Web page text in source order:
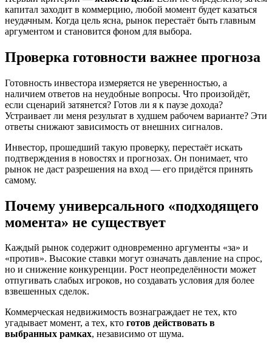
капитал заходит в коммерцию, любой момент будет казаться
неудачным. Когда цель ясна, рынок перестаёт быть главным
аргументом и становится фоном для выбора.
Проверка готовности важнее прогноза
Готовность инвестора измеряется не уверенностью, а
наличием ответов на неудобные вопросы. Что произойдёт,
если сценарий затянется? Готов ли я к паузе дохода?
Устраивает ли меня результат в худшем рабочем варианте? Эти
ответы снижают зависимость от внешних сигналов.
Инвестор, прошедший такую проверку, перестаёт искать
подтверждения в новостях и прогнозах. Он понимает, что
рынок не даст разрешения на вход — его придётся принять
самому.
Почему универсального «подходящего
момента» не существует
Каждый рынок содержит одновременно аргументы «за» и
«против». Высокие ставки могут означать давление на спрос,
но и снижение конкуренции. Рост неопределённости может
отпугивать слабых игроков, но создавать условия для более
взвешенных сделок.
Коммерческая недвижимость вознаграждает не тех, кто
угадывает момент, а тех, кто готов действовать в
выбранных рамках, независимо от шума.